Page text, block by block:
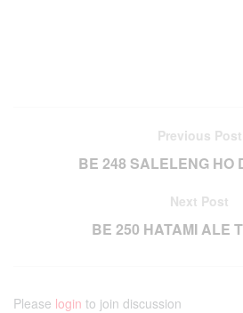
Previous Post
BE 248 SALELENG HO
Next Post
BE 250 HATAMI ALE
Please login to join discussion